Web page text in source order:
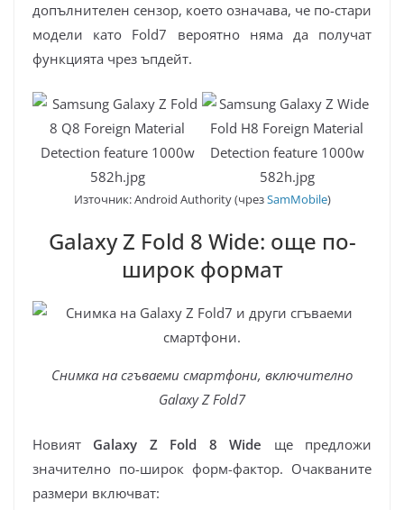
допълнителен сензор, което означава, че по-стари
модели като Fold7 вероятно няма да получат
функцията чрез ъпдейт.
Източник: Android Authority (чрезSamMobile)
Galaxy Z Fold 8 Wide: още по-
широк формат
Снимка на сгъваеми смартфони, включително
Galaxy Z Fold7
Новият Galaxy Z Fold 8 Wide ще предложи
значително по-широк форм-фактор. Очакваните
размери включват: